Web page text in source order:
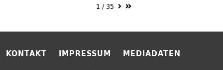
1 / 35
KONTAKT IMPRESSUM
MEDIADATEN